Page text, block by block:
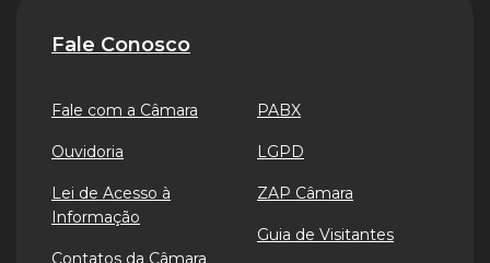
Fale Conosco
Fale com a Câmara
Ouvidoria
Lei de Acesso à
Informação
Contatos da Câmara
PABX
LGPD
ZAP Câmara
Guia de Visitantes